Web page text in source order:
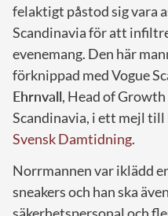
felaktigt påstod sig vara
Scandinavia för att
evenemang. Den här
förknippad med Vogue
Ehrnvall, Head of
Scandinavia, i ett mejl till
Svensk Damtidning.
Norrmannen var iklädd
sneakers och han ska